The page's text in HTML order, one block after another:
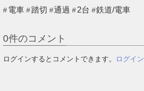
電車 踏切 通過 2台 鉄道/電車
0件のコメント
ログインするとコメントできます。 ログイン